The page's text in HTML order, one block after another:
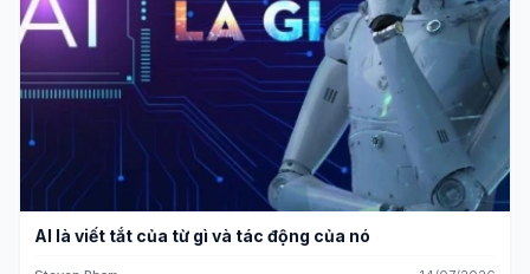
AI là viết tắt của từ gì và tác động của nó